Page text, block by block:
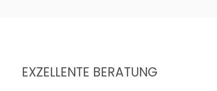
EXZELLENTE BERATUNG